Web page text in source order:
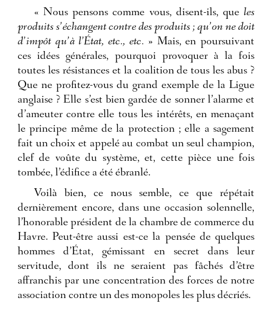
« Nous pensons comme vous, disent-ils, que les
produits s’échangent contre des produits ; qu’on ne doit
d’impôt qu’à l’État, etc., etc. » Mais, en poursuivant
ces idées générales, pourquoi provoquer à la fois
toutes les résistances et la coalition de tous les abus ?
Que ne profitez-vous du grand exemple de la Ligue
anglaise ? Elle s’est bien gardée de sonner l’alarme et
d’ameuter contre elle tous les intérêts, en menaçant
le principe même de la protection ; elle a sagement
fait un choix et appelé au combat un seul champion,
clef de voûte du système, et, cette pièce une fois
tombée, l’édifice a été ébranlé.
Voilà bien, ce nous semble, ce que répétait
dernièrement encore, dans une occasion solennelle,
l’honorable président de la chambre de commerce du
Havre. Peut-être aussi est-ce la pensée de quelques
hommes d’État, gémissant en secret dans leur
servitude, dont ils ne seraient pas fâchés d’être
affranchis par une concentration des forces de notre
association contre un des monopoles les plus décriés.